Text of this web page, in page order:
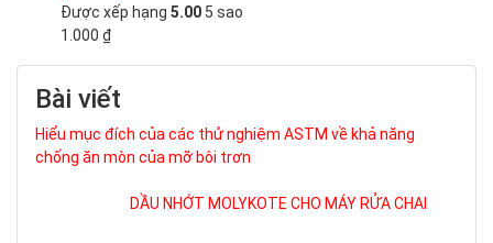
Được xếp hạng 5.00 5 sao
1.000 ₫
Bài viết
Hiểu mục đích của các thử nghiệm ASTM về khả năng
chống ăn mòn của mỡ bôi trơn
DẦU NHỚT MOLYKOTE CHO MÁY RỬA CHAI